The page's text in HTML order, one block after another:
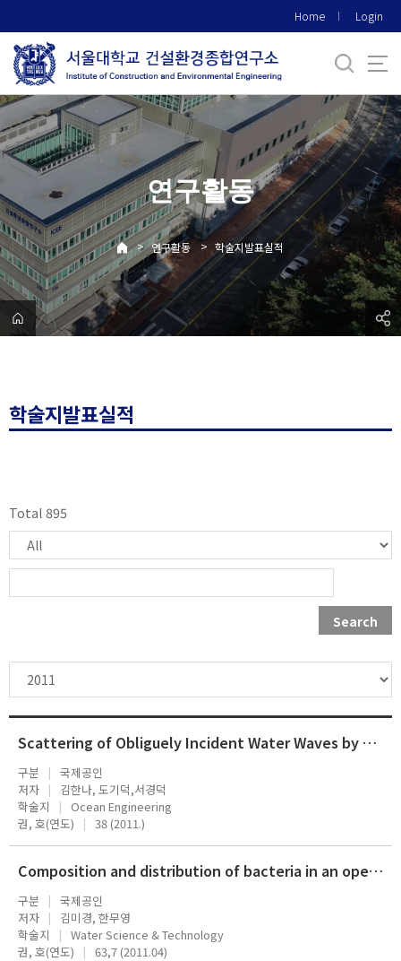
로
메
뉴
Home Login
연구활동
> 연구활동 > 학술지발표실적
학술지발표실적
Total 895
Search
Scattering of Obliguely Incident Water Waves by Partially ReflectingNon-Transmitting Breakwaters
구분
국제공인
저자
김한나, 도기덕,서경덕
학술지
Ocean Engineering
권, 호(연도)
38 (2011.)
Composition and distribution of bacteria in an operating rainwater harvesting tank
구분
국제공인
저자
김미경, 한무영
학술지
Water Science & Technology
권, 호(연도)
63,7 (2011.04)